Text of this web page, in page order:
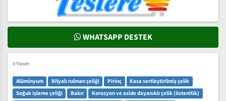
WHATSAPP DESTEK
0 Yorum
Alüminyum Bilyalı rulman çeliği Pirinç
Kasa sertleştirilmiş çelik
Soğuk işleme çeliği
Bakır
Korozyon ve aside dayanıklı çelik (östenitik)